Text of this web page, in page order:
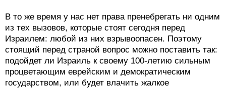
В то же время у нас нет права пренебрегать ни одним
из тех вызовов, которые стоят сегодня перед
Израилем: любой из них взрывоопасен. Поэтому
стоящий перед страной вопрос можно поставить так:
подойдет ли Израиль к своему 100-летию сильным
процветающим еврейским и демократическим
государством, или будет влачить жалкое